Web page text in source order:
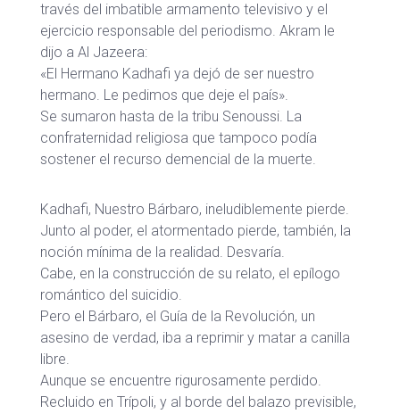
través del imbatible armamento televisivo y el
ejercicio responsable del periodismo. Akram le
dijo a Al Jazeera:
«El Hermano Kadhafi ya dejó de ser nuestro
hermano. Le pedimos que deje el país».
Se sumaron hasta de la tribu Senoussi. La
confraternidad religiosa que tampoco podía
sostener el recurso demencial de la muerte.
Kadhafi, Nuestro Bárbaro, ineludiblemente pierde.
Junto al poder, el atormentado pierde, también, la
noción mínima de la realidad. Desvaría.
Cabe, en la construcción de su relato, el epílogo
romántico del suicidio.
Pero el Bárbaro, el Guía de la Revolución, un
asesino de verdad, iba a reprimir y matar a canilla
libre.
Aunque se encuentre rigurosamente perdido.
Recluido en Trípoli, y al borde del balazo previsible,